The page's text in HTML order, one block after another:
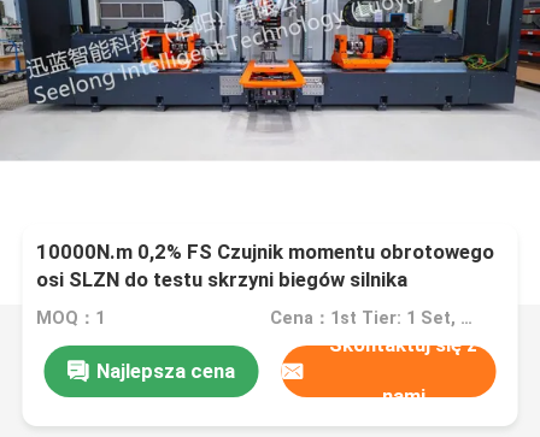
10000N.m 0,2% FS Czujnik momentu obrotowego
osi SLZN do testu skrzyni biegów silnika
MOQ：1 Cena：1st Tier: 1 Set, Unit Price USD 3.00 2nd Tier: 2-5 Sets, Unit Price USD 2.00 3rd Tier: Over 5 Sets, Unit Price USD 1.00
Najlepsza cena
Skontaktuj się z
nami